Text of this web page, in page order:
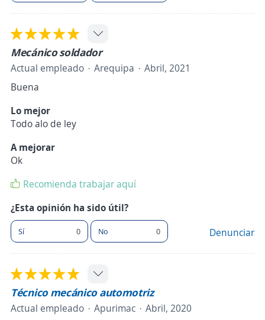
Mecánico soldador
Actual empleado Arequipa
Abril, 2021
Buena
Lo mejor
Todo alo de ley
A mejorar
Ok
Recomienda trabajar aquí
¿Esta opinión ha sido útil?
Sí 0 No 0 Denunciar
Técnico mecánico automotriz
Actual empleado Apurimac
Abril, 2020